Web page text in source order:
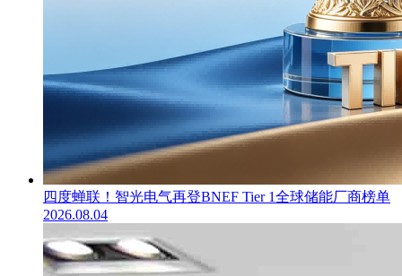
四度蝉联！智光电气再登BNEF Tier 1全球储能厂商榜单
2026.08.04